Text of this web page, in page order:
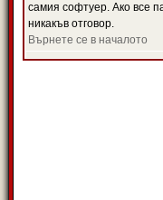
самия софтуер. Ако все
никакъв отговор.
Върнете се в началото